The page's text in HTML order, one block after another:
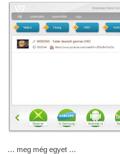
… meg még egyet …